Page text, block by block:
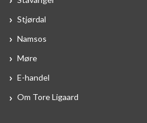
Stjørdal
Namsos
Møre
E-handel
Om Tore Ligaard